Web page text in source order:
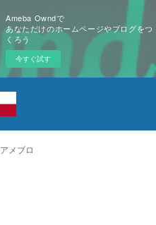
Ameba Owndで
あなただけのホームページやブログをつ
くろう
今すぐ試す
アメブロ